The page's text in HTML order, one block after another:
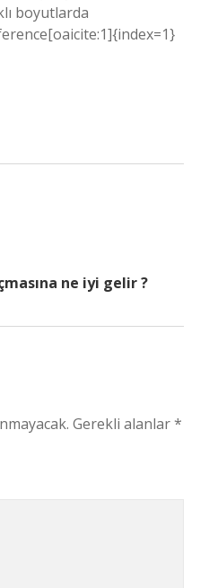
boyutlarda
ne iyi gelir ?
Gerekli alanlar*